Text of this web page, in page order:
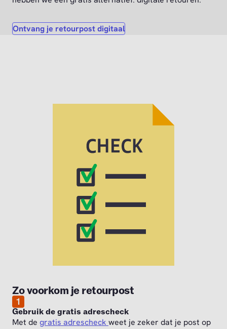
Ontvang je retourpost digitaal
Zo voorkom je retourpost
1
Gebruik de gratis adrescheck
Met de gratis adrescheck weet je zeker dat je post op